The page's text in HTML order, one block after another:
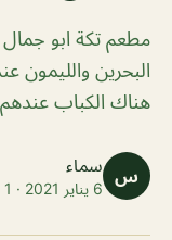
مطعم تكة ابو
البحرين والليمون
هناك الكباب
س سماء
6 يناير 2021 · 1 دقائق قراءة